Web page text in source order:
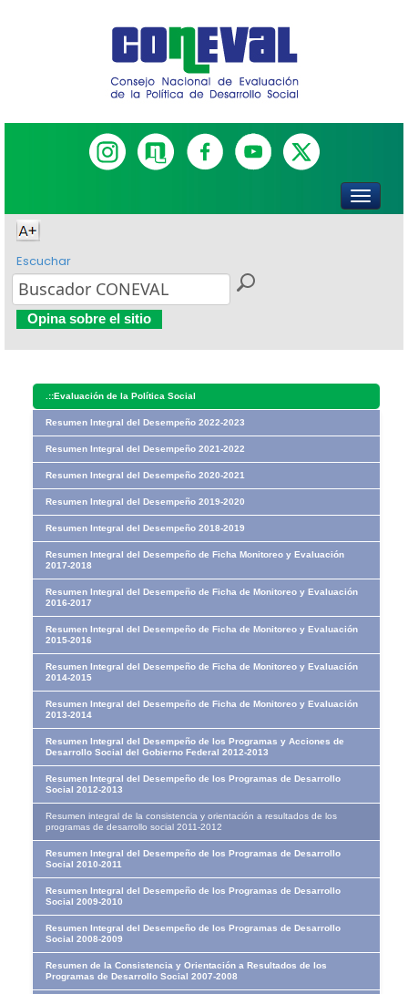
Escuchar
Opina sobre el sitio
.::Evaluación de la Política Social
Resumen Integral del Desempeño 2022-2023
Resumen Integral del Desempeño 2021-2022
Resumen Integral del Desempeño 2020-2021
Resumen Integral del Desempeño 2019-2020
Resumen Integral del Desempeño 2018-2019
Resumen Integral del Desempeño de Ficha Monitoreo y Evaluación
2017-2018
Resumen Integral del Desempeño de Ficha de Monitoreo y Evaluación
2016-2017
Resumen Integral del Desempeño de Ficha de Monitoreo y Evaluación
2015-2016
Resumen Integral del Desempeño de Ficha de Monitoreo y Evaluación
2014-2015
Resumen Integral del Desempeño de Ficha de Monitoreo y Evaluación
2013-2014
Resumen Integral del Desempeño de los Programas y Acciones de
Desarrollo Social del Gobierno Federal 2012-2013
Resumen Integral del Desempeño de los Programas de Desarrollo
Social 2012-2013
Resumen integral de la consistencia y orientación a resultados de los
programas de desarrollo social 2011-2012
Resumen Integral del Desempeño de los Programas de Desarrollo
Social 2010-2011
Resumen Integral del Desempeño de los Programas de Desarrollo
Social 2009-2010
Resumen Integral del Desempeño de los Programas de Desarrollo
Social 2008-2009
Resumen de la Consistencia y Orientación a Resultados de los
Programas de Desarrollo Social 2007-2008